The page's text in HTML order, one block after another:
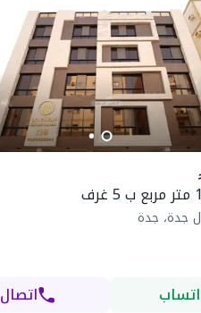
جدة، جدة
اتصال